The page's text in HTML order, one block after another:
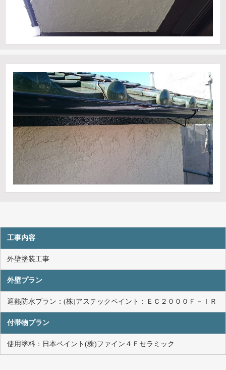
工事内容
外壁塗装工事
外壁プラン
遮熱防水プラン：(株)アステックペイント：ＥＣ２０００Ｆ－ＩＲ
付帯物プラン
使用塗料：日本ペイント(株)ファイン４Ｆセラミック